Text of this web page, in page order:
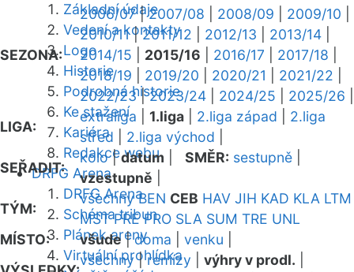
Základní údaje
Vedení a kontakty
Logo
Historie
Podrobná historie
Ke stažení
Kariéra
Redakce webu
DRFG Arena
DRFG Arena
Schéma tribun
Plánek areny
Virtuální prohlídka
SEZONA:
2006/07|2007/08 2008/09 2009/10
2010/11|2011/12 2012/13 2013/14
2014/15
2015/16 2016/17 2017/18
2018/19
2019/20 2020/21 2021/22
2022/23|2023/24 2024/25 2025/26
LIGA:
extraliga 1.liga 2.liga západ
2.liga
střed
2.liga východ
SEŘADIT:
kolo|datum SMĚR: sestupně
vzestupně
TÝM:
všechny BEN CEB HAV JIH KAD KLA LTM
MST PRE PRO SLA SUM TRE UNL
MÍSTO:
všude|doma venku
všechny|remízy výhry v prodl.